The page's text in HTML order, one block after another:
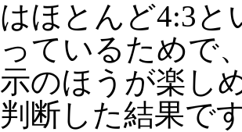
はほとんど4:3と
っているためで
示のほうが楽し
判断した結果で